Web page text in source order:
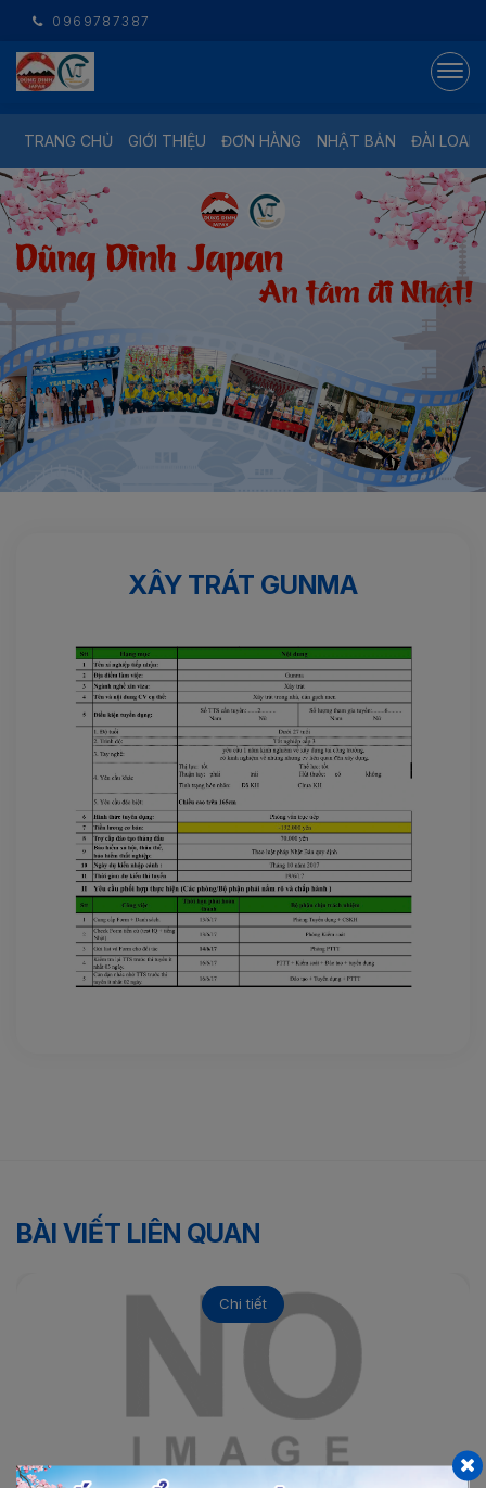
0969787387
TRANG CHỦ GIỚI THIỆU ĐƠN HÀNG NHẬT BẢN ĐÀI LOAN
XÂY TRÁT GUNMA
BÀI VIẾT LIÊN QUAN
Chi tiết